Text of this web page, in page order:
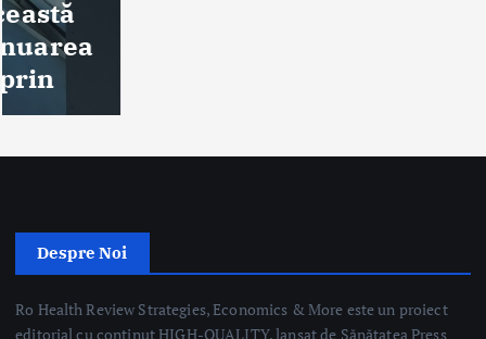
Ro Health Review Strategies, Economics & More este un proiect
dimensiunii strategice, de management și economice a sistemului
de sănătate din România.
Sănătatea Press Group